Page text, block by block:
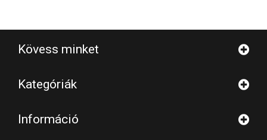
Kövess minket
Kategóriák
Információ